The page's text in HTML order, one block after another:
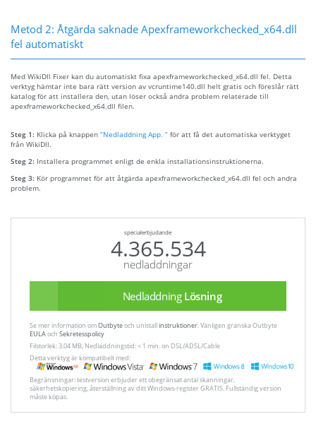
Metod 2: Åtgärda saknade Apexframeworkchecked_x64.dll
fel automatiskt
Med WikiDll Fixer kan du automatiskt fixa apexframeworkchecked_x64.dll fel. Detta
verktyg hämtar inte bara rätt version av vcruntime140.dll helt gratis och föreslår rätt
katalog för att installera den, utan löser också andra problem relaterade till
apexframeworkchecked_x64.dll filen.
Steg 1: Klicka på knappen “Nedladdning App. ” för att få det automatiska verktyget
från WikiDll.
Steg 2: Installera programmet enligt de enkla installationsinstruktionerna.
Steg 3: Kör programmet för att åtgärda apexframeworkchecked_x64.dll fel och andra
problem.
specialerbjudande
4.365.534
nedladdningar
Nedladdning Lösning
Se mer information omOutbyteoch unistallinstruktioner. Vänligen granska Outbyte
EULAoch Sekretesspolicy
Filstorlek: 3.04 MB, Nedladdningstid: < 1 min. on DSL/ADSL/Cable
Detta verktyg är kompatibelt med:
Begränsningar: testversion erbjuder ett obegränsat antal skanningar,
säkerhetskopiering, återställning av ditt Windows-register GRATIS. Fullständig version
måste köpas.